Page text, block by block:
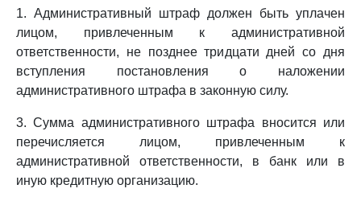
1. Административный штраф должен быть уплачен
лицом, привлеченным к административной
ответственности, не позднее тридцати дней со дня
вступления постановления о наложении
административного штрафа в законную силу.
3. Сумма административного штрафа вносится или
перечисляется лицом, привлеченным к
административной ответственности, в банк или в
иную кредитную организацию.